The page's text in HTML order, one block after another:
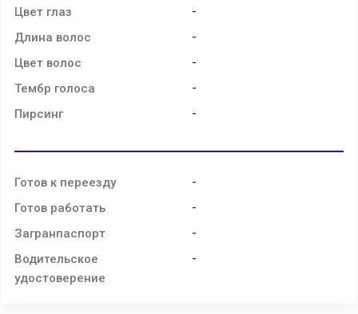
Цвет глаз -
Длина волос -
Цвет волос -
Тембр голоса -
Пирсинг -
Готов к переезду -
Готов работать -
Загранпаспорт -
Водительское
удостоверение
-